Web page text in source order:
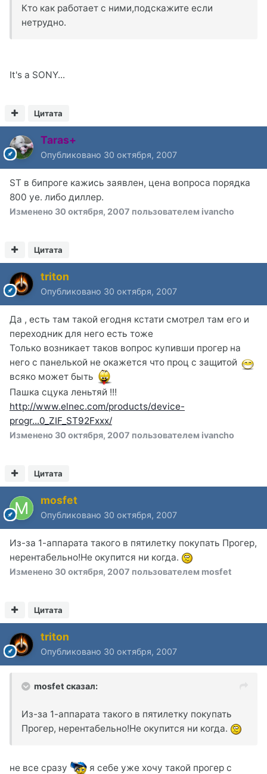
Кто как работает с ними,подскажите если
нетрудно.
It's a SONY...
Цитата
Taras+
Опубликовано 30 октября, 2007
ST в бипроге кажись заявлен, цена вопроса порядка
800 уе. либо диллер.
Изменено 30 октября, 2007 пользователем ivancho
Цитата
triton
Опубликовано 30 октября, 2007
Да , есть там такой егодня кстати смотрел там его и
переходник для него есть тоже
Только возникает таков вопрос купивши прогер на
него с панелькой не окажется что проц с защитой
всяко может быть
Пашка сцука леньтяй !!!
http://www.elnec.com/products/device-
progr...0_ZIF_ST92Fxxx/
Изменено 30 октября, 2007 пользователем ivancho
Цитата
mosfet
Опубликовано 30 октября, 2007
Из-за 1-аппарата такого в пятилетку покупать Прогер,
нерентабельно!Не окупится ни когда.
Изменено 30 октября, 2007 пользователем mosfet
Цитата
triton
Опубликовано 30 октября, 2007
mosfet сказал:
Из-за 1-аппарата такого в пятилетку покупать
Прогер, нерентабельно!Не окупится ни когда.
не все сразу я себе уже хочу такой прогер с